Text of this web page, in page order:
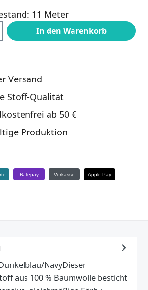
11 Meter
Gib den gewünschten
In den Warenkorb
Versand
Stoff-Qualität
ab 50 €
Produktion
Ratepay Vorkasse Apple Pay
NavyDieser
aus 100 % Baumwolle besticht